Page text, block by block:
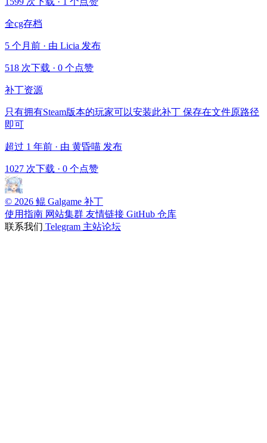
全cg存档
5 个月前 · 由 Licia 发布
518 次下载 · 0 个点赞
补丁资源
只有拥有Steam版本的玩家可以安装此补丁 保存在文件原路径
即可
超过 1 年前 · 由 黄昏喵 发布
1027 次下载 · 0 个点赞
© 2026 鲲 Galgame 补丁
使用指南 网站集群 友情链接 GitHub 仓库
联系我们 Telegram 主站论坛